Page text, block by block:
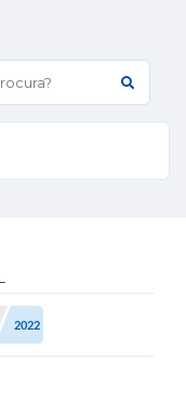
2022